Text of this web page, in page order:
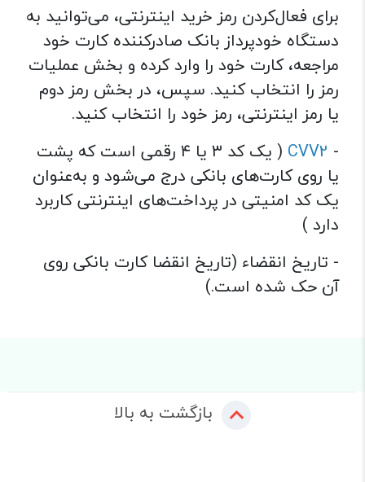
برای فعال‌کردن رمز خرید اینترنتی، می‏‌توانید به
دستگاه خودپرداز بانک صادرکننده کارت خود
مراجعه، کارت خود را وارد کرده و بخش عملیات
رمز را انتخاب کنید. سپس، در بخش رمز دوم
یا رمز اینترنتی، رمز خود را انتخاب کنید.
-
CVV2
( یک کد ۳ یا ۴ رقمی است که پشت
یا روی کارت‌‌‌‌‌‌‌‌‌‌‌‌‌‌‌‌‌‌‌‌‌‌‌‌‌‌‌‌‌‌‌‌‌‌‌‌‌‌‌‌‌‌‌‌‌‌‌‌‌‌‌‌‌های بانکی درج می‌شود و به‌‌‌‌‌‌‌‌‌‌‌‌‌‌‌‌‌‌‌‌‌‌‌‌‌‌‌‌‌‌‌‌‌‌‌‌‌‌‌‌‌‌‌‌‌‌‌‌‌‌‌‌‌عنوان
یک کد امنیتی در پرداخت‌‌‌‌‌‌‌‌‌‌‌‌‌‌‌‌‌‌‌‌‌‌‌‌‌‌‌‌‌‌‌‌‌‌‌‌‌‌‌‌‌‌‌‌‌‌‌‌‌‌‌‌‌های اینترنتی کاربرد
دارد )
- تاریخ انقضاء (تاریخ انقضا کارت‌ بانکی روی
آن حک شده است.)
بازگشت به بالا